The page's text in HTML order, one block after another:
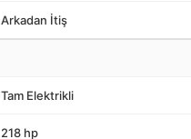
Arkadan İtiş
Tam Elektrikli
218 hp